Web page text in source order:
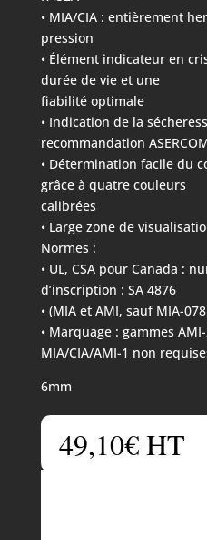
• MIA/CIA : entièrement
pression
• Élément indicateur en
durée de vie et une
fiabilité optimale
• Indication de la
recommandation
• Détermination facile du
grâce à quatre couleurs
calibrées
• Large zone de
Normes :
• UL, CSA pour Canada :
d’inscription : SA 4876
• (MIA et AMI, sauf MIA-
• Marquage : gammes
MIA/CIA/AMI-1 non
6mm
49,10€HT